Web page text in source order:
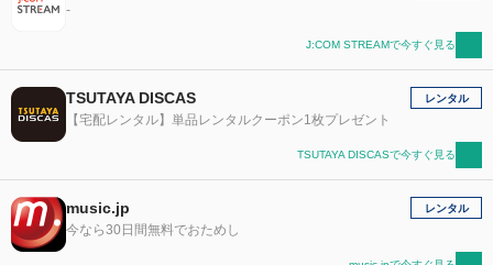
-
J:COM STREAMで今すぐ見る
TSUTAYA DISCAS
【宅配レンタル】単品レンタルクーポン1枚プレゼント
レンタル
TSUTAYA DISCASで今すぐ見る
music.jp
今なら30日間無料でおためし
レンタル